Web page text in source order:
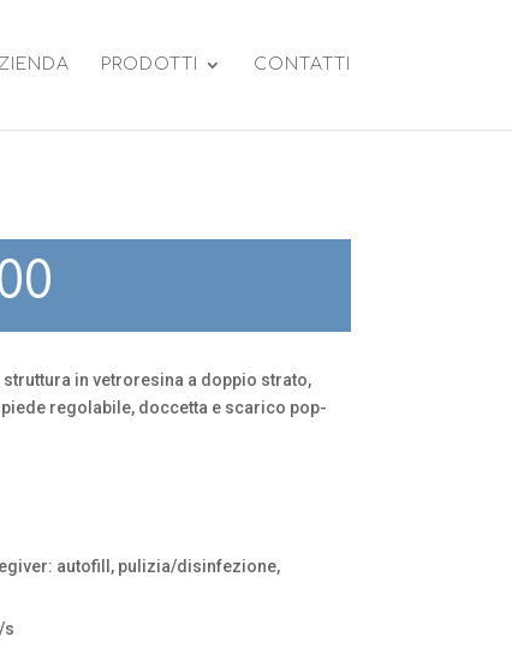
PRODOTTI CONTATTI
in vetroresina a doppio strato,
regolabile, doccetta e scarico pop-
autofill, pulizia/disinfezione,
s